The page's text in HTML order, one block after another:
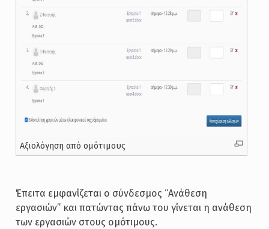
Αξιολόγηση από ομότιμους
Έπειτα εμφανίζεται ο σύνδεσμος “Ανάθεση
εργασιών” και πατώντας πάνω του γίνεται η ανάθεση
των εργασιών στους ομότιμους.